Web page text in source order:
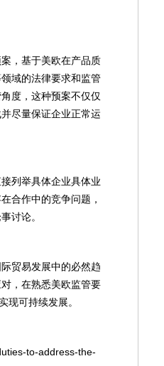
，基于美欧在产品质
域的法律要求和监管
度，这种预案不仅仅
尽量保证企业正常运
列举具体企业具体业
合作中的竞争问题，
讨论。
贸易发展中的必然趋
，在熟悉美欧监管要
现可持续发展。
to-address-the-